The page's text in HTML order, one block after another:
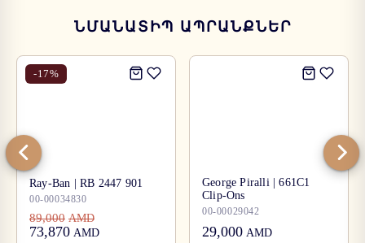
ՆՄԱՆԱՏԻՊ ԱՊՐԱՆՔՆԵՐ
-17%
Ray-Ban | RB 2447 901
00-00034830
89,000 AMD
73,870 AMD
George Piralli | 661C1
Clip-Ons
00-00029042
29,000 AMD